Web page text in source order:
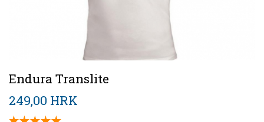
Endura Translite
249,00 HRK